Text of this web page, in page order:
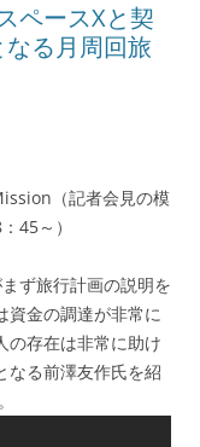
ペースXと契
る月周回旅
（記者会見の模
45～）
ず旅行計画の説明を
資金の調達が非常に
の存在は非常に助け
なる前澤友作氏を紹